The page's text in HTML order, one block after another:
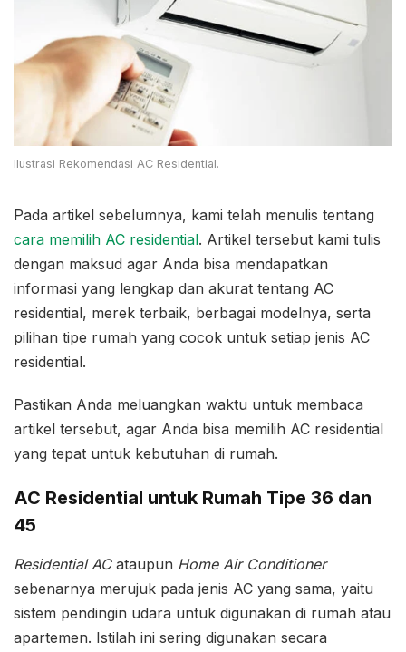
Ilustrasi Rekomendasi AC Residential.
Pada artikel sebelumnya, kami telah menulis tentang
cara memilih AC residential. Artikel tersebut kami tulis
dengan maksud agar Anda bisa mendapatkan
informasi yang lengkap dan akurat tentang AC
residential, merek terbaik, berbagai modelnya, serta
pilihan tipe rumah yang cocok untuk setiap jenis AC
residential.
Pastikan Anda meluangkan waktu untuk membaca
artikel tersebut, agar Anda bisa memilih AC residential
yang tepat untuk kebutuhan di rumah.
AC Residential untuk Rumah Tipe 36 dan
45
Residential ACataupun Home Air Conditioner
sebenarnya merujuk pada jenis AC yang sama, yaitu
sistem pendingin udara untuk digunakan di rumah atau
apartemen. Istilah ini sering digunakan secara